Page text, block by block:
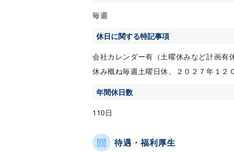
毎週
休日に関する特記事項
会社カレンダー有（土曜休みなど計画
休み概ね毎週土曜日休。２０２７年１２
年間休日数
110日
待遇・福利厚生